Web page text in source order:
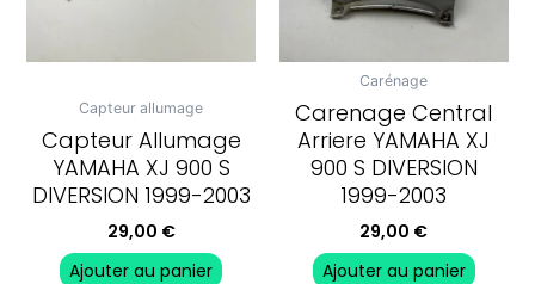
Capteur allumage
Capteur Allumage
YAMAHA XJ 900 S
DIVERSION 1999-2003
29,00 €
Ajouter au panier
Carénage
Carenage Central
Arriere YAMAHA XJ
900 S DIVERSION
1999-2003
29,00 €
Ajouter au panier